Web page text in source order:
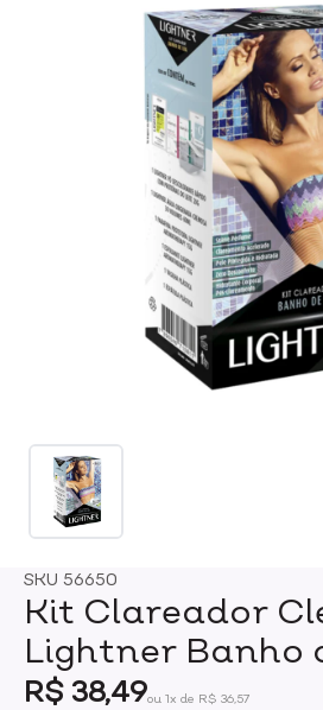
SKU 56650
Kit Clareador
Lightner Banho
R$ 38,49ou 1x de R$ 36,57